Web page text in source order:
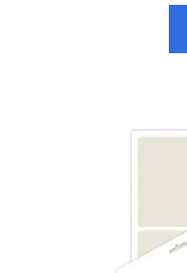
1 Langloch und